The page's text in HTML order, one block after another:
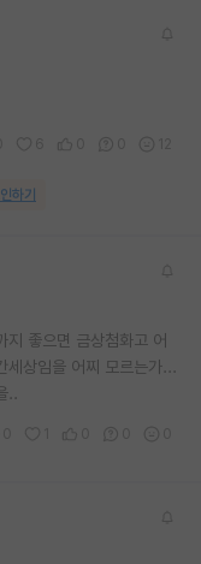
하기
좋으면 금상첨화고 어
상임을 어찌 모르는가...